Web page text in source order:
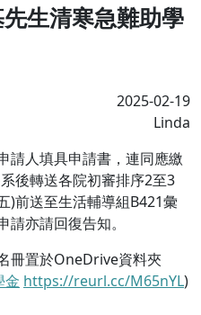
生清寒急難助學
2025-02-19
Linda
請人填具申請書，連同應繳
後轉送各院初審排序2至3
)前送至生活輔導組B421彙
亦請回復告知。
冊置於OneDrive資料夾
金 https://reurl.cc/M65nYL)